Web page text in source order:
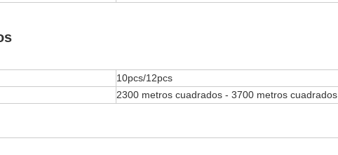
10pcs/12pcs
2300 metros cuadrados - 3700 metros cuadrados